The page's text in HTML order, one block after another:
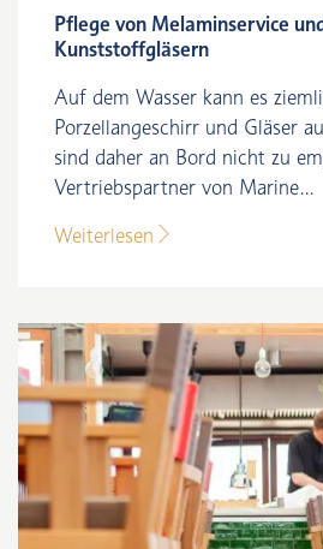
Pflege von Melaminservice
Kunststoffgläsern
Auf dem Wasser kann es
Porzellangeschirr und Gläser
sind daher an Bord nicht zu
Vertriebspartner von Marine...
Weiterlesen